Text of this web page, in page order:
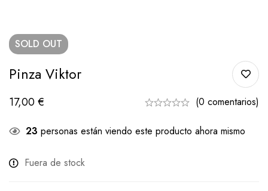
SOLD OUT
Pinza Viktor
17,00€ (0 comentarios)
23 personas están viendo este producto ahora mismo
Fuera de stock